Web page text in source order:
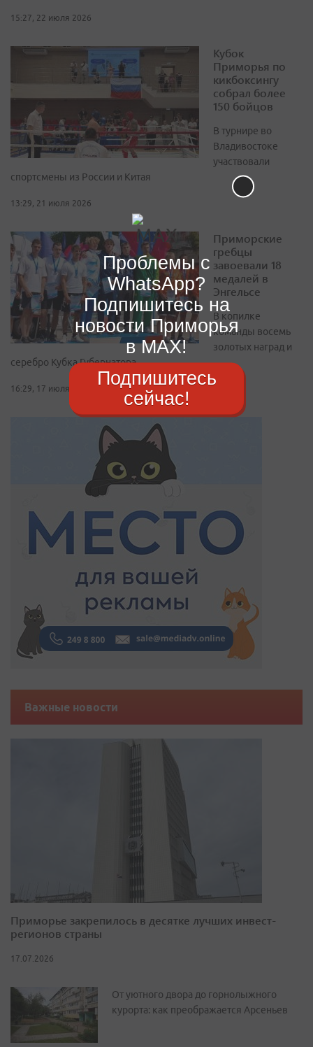
15:27, 22 июля 2026
Кубок
Приморья по
кикбоксингу
собрал более
150 бойцов
В турнире во
Владивостоке
участвовали
спортсмены из России и Китая
13:29, 21 июля 2026
Приморские
гребцы
завоевали 18
медалей в
Энгельсе
В копилке
команды восемь
золотых наград и
серебро Кубка Губернатора
16:29, 17 июля 2026
Важные новости
Приморье закрепилось в десятке лучших инвест-
регионов страны
17.07.2026
От уютного двора до горнолыжного
курорта: как преображается Арсеньев
Проблемы с
WhatsApp?
Подпишитесь на
новости Приморья
в MAX!
Подпишитесь
сейчас!